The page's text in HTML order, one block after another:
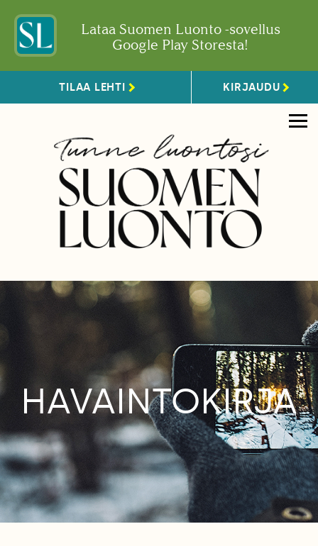
Lataa Suomen Luonto -sovellus
Google Play Storesta!
TILAA LEHTI KIRJAUDU
HAVAINTOKIRJA